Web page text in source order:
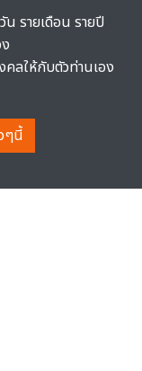
น รายเดือน รายปี
ลให้กับตัวท่านเอง
ๆนี้